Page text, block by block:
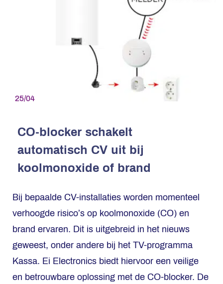
25/04
CO-blocker schakelt
automatisch CV uit bij
koolmonoxide of brand
Bij bepaalde CV-installaties worden momenteel
verhoogde risico’s op koolmonoxide (CO) en
brand ervaren. Dit is uitgebreid in het nieuws
geweest, onder andere bij het TV-programma
Kassa. Ei Electronics biedt hiervoor een veilige
en betrouwbare oplossing met de CO-blocker. De